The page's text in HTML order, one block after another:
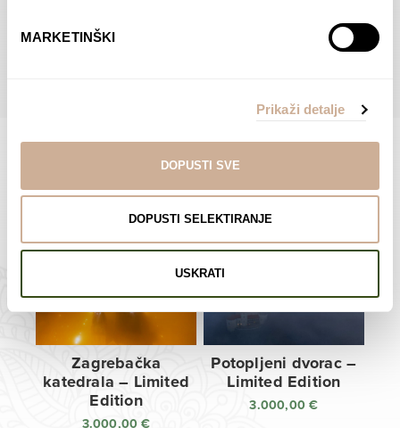
MARKETINŠKI
Prikaži detalje
DOPUSTI SVE
DOPUSTI SELEKTIRANJE
USKRATI
do
138,00 €
POGLEDAJTE SVE PROIZVODE U OVOJ KATEGORIJI
Limited Edition Fotografije
Zagrebačka
katedrala – Limited
Edition
3.000,00€
Potopljeni dvorac –
Limited Edition
3.000,00€